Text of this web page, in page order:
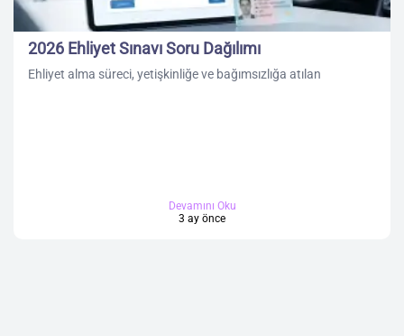
2026 Ehliyet Sınavı Soru Dağılımı
Ehliyet alma süreci, yetişkinliğe ve bağımsızlığa atılan
Devamını Oku
3 ay önce